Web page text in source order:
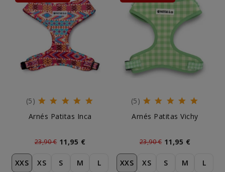
(5)
Arnés Patitas Inca
23,90 € 11,95 €
XXS XS S M
L
(5)
Arnés Patitas Vichy
23,90 € 11,95 €
XXS XS S M
L